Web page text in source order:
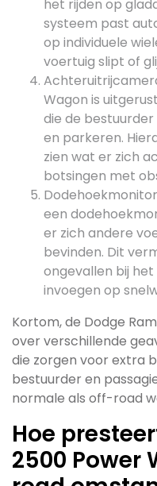
het rijden op
systeem past
op individuele
voertuig slipt of
Wagon is
die de
en parkeren.
zien wat er zich
botsingen met
een
er zich andere
bevinden. Dit
ongevallen bij
invoegen op
Kortom, de Dodge
over verschillende
die zorgen voor extra
bestuurder en
normale als off-road
Hoe
2500 Power